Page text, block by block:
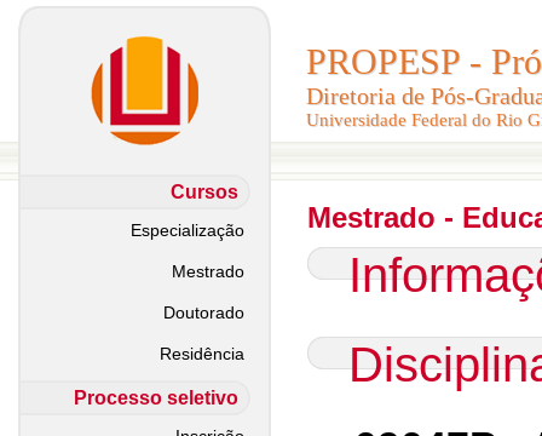
PROPESP -
Diretoria de Pós-
Universidade Federal do Rio
PROPESP -
Diretoria de Pós-
Universidade Federal do Rio
Cursos
Especialização
Mestrado
Doutorado
Residência
Processo seletivo
Mestrado -